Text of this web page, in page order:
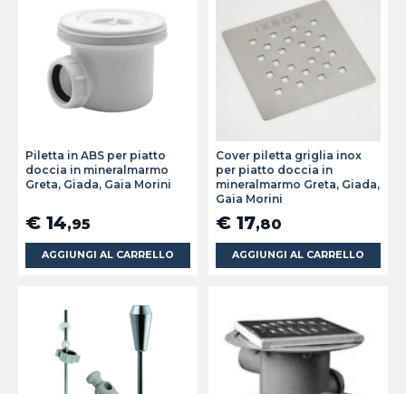
Piletta in ABS per piatto
doccia in mineralmarmo
Greta, Giada, Gaia Morini
€ 14,95
AGGIUNGI AL CARRELLO
Cover piletta griglia inox
per piatto doccia in
mineralmarmo Greta, Giada,
Gaia Morini
€ 17,80
AGGIUNGI AL CARRELLO